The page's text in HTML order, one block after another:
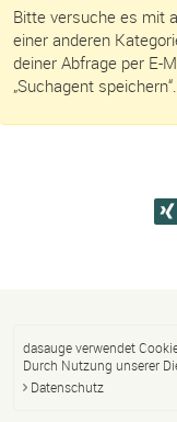
Bitte versuche es mit
einer anderen
deiner Abfrage per E-
„Suchagent speichern“.
dasauge verwendet
Durch Nutzung unserer
Datenschutz